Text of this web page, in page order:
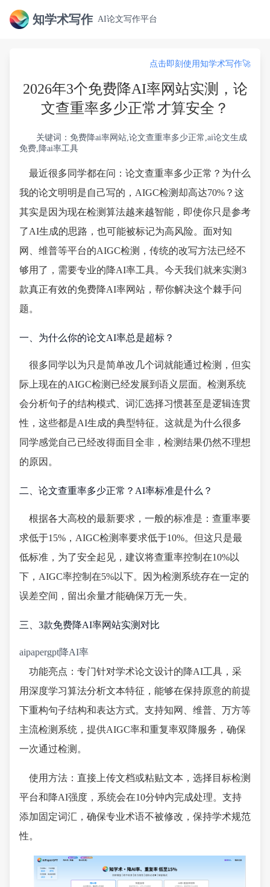
知学术写作 AI论文写作平台
点击即刻使用知学术写作🚀
2026年3个免费降AI率网站实测，论
文查重率多少正常才算安全？
关键词：免费降ai率网站,论文查重率多少正常,ai论文生成
免费,降ai率工具
最近很多同学都在问：论文查重率多少正常？为什么
我的论文明明是自己写的，AIGC检测却高达70%？这
其实是因为现在检测算法越来越智能，即使你只是参考
了AI生成的思路，也可能被标记为高风险。面对知
网、维普等平台的AIGC检测，传统的改写方法已经不
够用了，需要专业的降AI率工具。今天我们就来实测3
款真正有效的免费降AI率网站，帮你解决这个棘手问
题。
一、为什么你的论文AI率总是超标？
很多同学以为只是简单改几个词就能通过检测，但实
际上现在的AIGC检测已经发展到语义层面。检测系统
会分析句子的结构模式、词汇选择习惯甚至是逻辑连贯
性，这些都是AI生成的典型特征。这就是为什么很多
同学感觉自己已经改得面目全非，检测结果仍然不理想
的原因。
二、论文查重率多少正常？AI率标准是什么？
根据各大高校的最新要求，一般的标准是：查重率要
求低于15%，AIGC检测率要求低于10%。但这只是最
低标准，为了安全起见，建议将查重率控制在10%以
下，AIGC率控制在5%以下。因为检测系统存在一定的
误差空间，留出余量才能确保万无一失。
三、3款免费降AI率网站实测对比
aipapergpt降AI率
功能亮点：专门针对学术论文设计的降AI工具，采
用深度学习算法分析文本特征，能够在保持原意的前提
下重构句子结构和表达方式。支持知网、维普、万方等
主流检测系统，提供AIGC率和重复率双降服务，确保
一次通过检测。
使用方法：直接上传文档或粘贴文本，选择目标检测
平台和降AI强度，系统会在10分钟内完成处理。支持
添加固定词汇，确保专业术语不被修改，保持学术规范
性。